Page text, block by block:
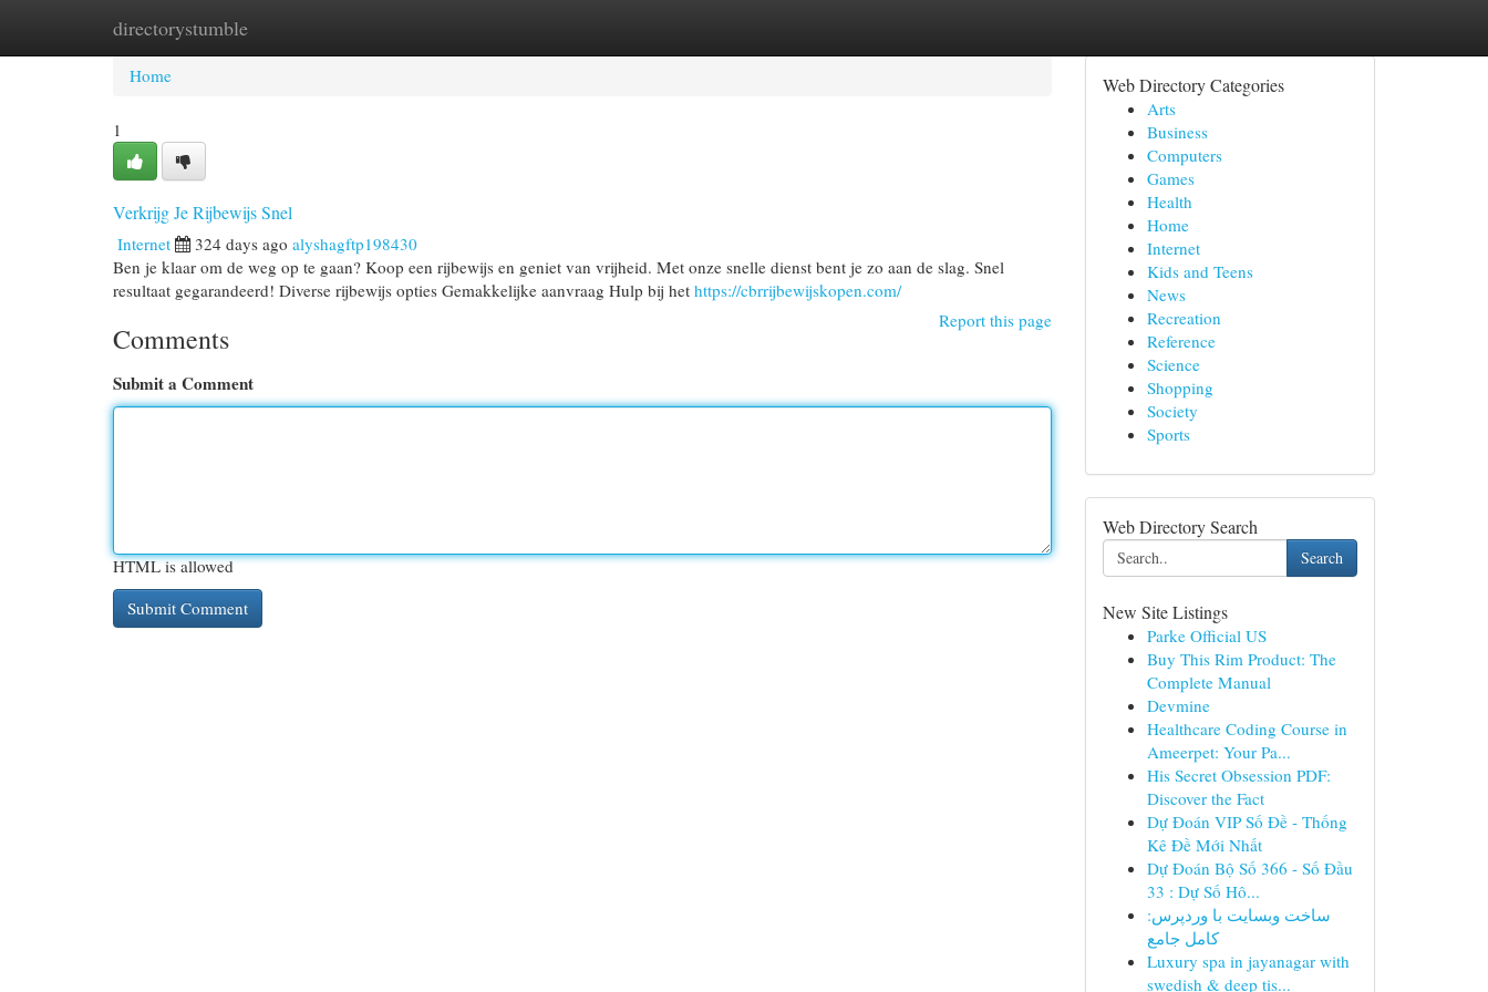
directorystumble
Home New Site Listings
Home
1
Verkrijg Je Rijbewijs Snel
Internet 324 days ago alyshagftp198430
Ben je klaar om de weg op te gaan? Koop een rijbewijs en geniet van vrijheid. Met onze snelle dienst bent je zo aan de slag. Snel
resultaat gegarandeerd! Diverse rijbewijs opties Gemakkelijke aanvraag Hulp bij het https://cbrrijbewijskopen.com/
Report this page
Comments
Submit a Comment
HTML is allowed
Web Directory Categories
Arts
Business
Computers
Games
Health
Home
Internet
Kids and Teens
News
Recreation
Reference
Science
Shopping
Society
Sports
Web Directory Search
Search
New Site Listings
Parke Official US
Buy This Rim Product: The
Complete Manual
Devmine
Healthcare Coding Course in
Ameerpet: Your Pa...
His Secret Obsession PDF:
Discover the Fact
Dự Đoán VIP Số Đề - Thống
Kê Đề Mới Nhất
Dự Đoán Bộ Số 366 - Số Đầu
33 : Dự Số Hô...
ساخت وبسایت با وردپرس:
کامل جامع
Luxury spa in jayanagar with
swedish & deep tis...